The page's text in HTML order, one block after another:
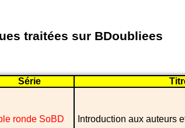
traitées sur BDoubliees
Série
ronde SoBD Introduction aux auteurs